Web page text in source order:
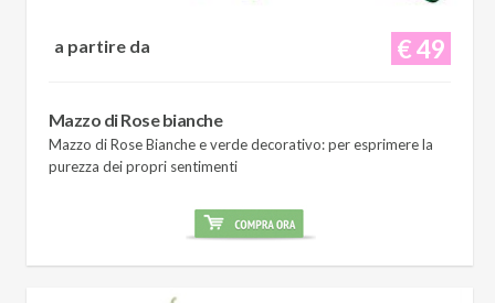
€ 49
a partire da
Mazzo di Rose bianche
Mazzo di Rose Bianche e verde decorativo: per esprimere la
purezza dei propri sentimenti